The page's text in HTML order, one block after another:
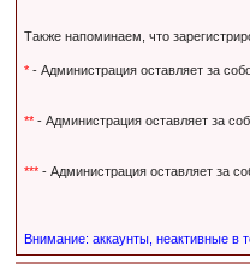
Также напоминаем, что
* - Администрация оставляет за
** - Администрация оставляет за
*** - Администрация оставляет за
Внимание: аккаунты, неактивные в